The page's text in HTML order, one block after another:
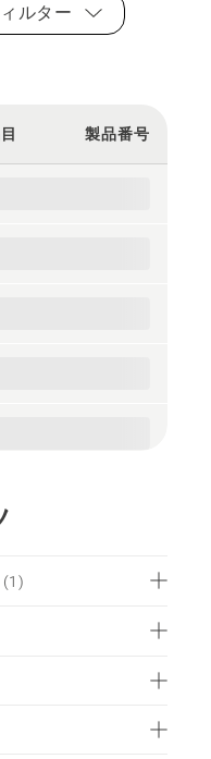
ルター
製品番号
(1)